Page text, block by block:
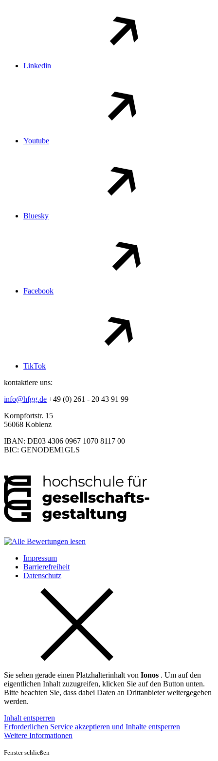
Linkedin
Youtube
Bluesky
Facebook
TikTok
kontaktiere uns:
info@hfgg.de +49 (0) 261 - 20 43 91 99
Kornpfortstr. 15
56068 Koblenz
IBAN: DE03 4306 0967 1070 8117 00
BIC: GENODEM1GLS
Impressum
Barrierefreiheit
Datenschutz
Sie sehen gerade einen Platzhalterinhalt von Ionos . Um auf den
eigentlichen Inhalt zuzugreifen, klicken Sie auf den Button unten.
Bitte beachten Sie, dass dabei Daten an Drittanbieter weitergegeben
werden.
Inhalt entsperren
Erforderlichen Service akzeptieren und Inhalte entsperren
Weitere Informationen
Fenster schließen